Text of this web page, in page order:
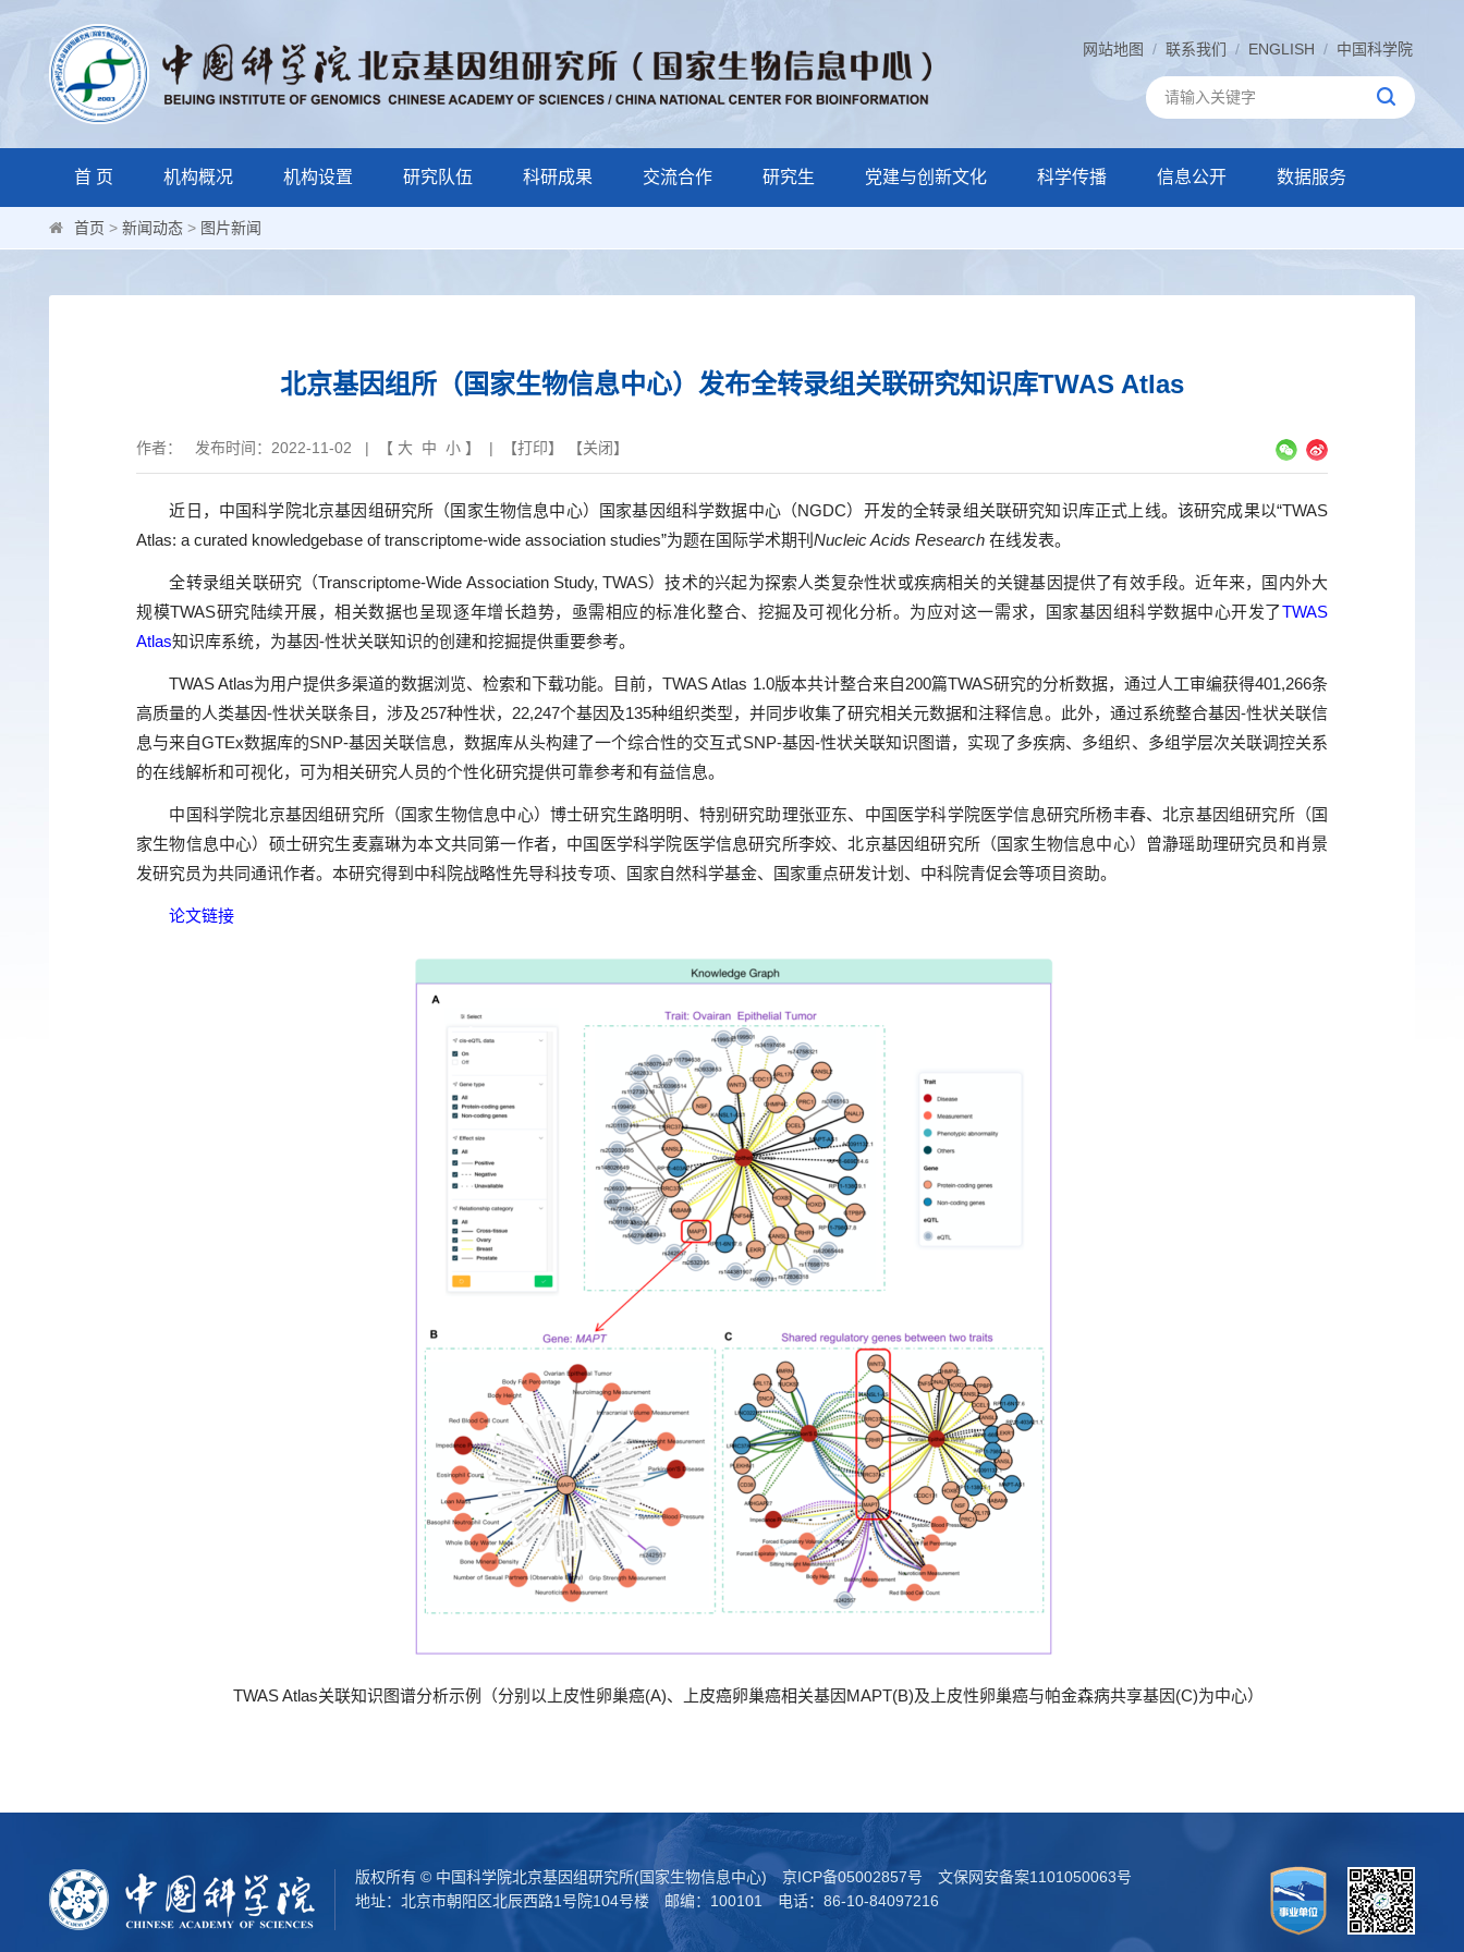
网站地图 / 联系我们 / ENGLISH / 中国科学院
首 页 机构概况 机构设置 研究队伍 科研成果 交流合作 研究生 党建与创新文化 科学传播 信息公开 数据服务
首页 > 新闻动态 > 图片新闻
北京基因组所（国家生物信息中心）发布全转录组关联研究知识库TWAS Atlas
作者： 发布时间：2022-11-02 | 【 大 中 小 】 | 【打印】 【关闭】
近日，中国科学院北京基因组研究所（国家生物信息中心）国家基因组科学数据中心（NGDC）开发的全转录组关联研究知识库正式上线。该研究成果以“TWAS
Atlas: a curated knowledgebase of transcriptome-wide association studies”为题在国际学术期刊 Nucleic Acids Research 在线发表。
全转录组关联研究（Transcriptome-Wide Association Study, TWAS）技术的兴起为探索人类复杂性状或疾病相关的关键基因提供了有效手段。近年来，国内外大
规模TWAS研究陆续开展，相关数据也呈现逐年增长趋势，亟需相应的标准化整合、挖掘及可视化分析。为应对这一需求，国家基因组科学数据中心开发了TWAS
Atlas知识库系统，为基因-性状关联知识的创建和挖掘提供重要参考。
TWAS Atlas为用户提供多渠道的数据浏览、检索和下载功能。目前，TWAS Atlas 1.0版本共计整合来自200篇TWAS研究的分析数据，通过人工审编获得401,266条
高质量的人类基因-性状关联条目，涉及257种性状，22,247个基因及135种组织类型，并同步收集了研究相关元数据和注释信息。此外，通过系统整合基因-性状关联信
息与来自GTEx数据库的SNP-基因关联信息，数据库从头构建了一个综合性的交互式SNP-基因-性状关联知识图谱，实现了多疾病、多组织、多组学层次关联调控关系
的在线解析和可视化，可为相关研究人员的个性化研究提供可靠参考和有益信息。
中国科学院北京基因组研究所（国家生物信息中心）博士研究生路明明、特别研究助理张亚东、中国医学科学院医学信息研究所杨丰春、北京基因组研究所（国
家生物信息中心）硕士研究生麦嘉琳为本文共同第一作者，中国医学科学院医学信息研究所李姣、北京基因组研究所（国家生物信息中心）曾瀞瑶助理研究员和肖景
发研究员为共同通讯作者。本研究得到中科院战略性先导科技专项、国家自然科学基金、国家重点研发计划、中科院青促会等项目资助。
论文链接
TWAS Atlas关联知识图谱分析示例（分别以上皮性卵巢癌(A)、上皮癌卵巢癌相关基因MAPT(B)及上皮性卵巢癌与帕金森病共享基因(C)为中心）
版权所有 © 中国科学院北京基因组研究所(国家生物信息中心)京ICP备05002857号
文保网安备案1101050063号
地址：北京市朝阳区北辰西路1号院104号楼 邮编：100101 电话：86-10-84097216